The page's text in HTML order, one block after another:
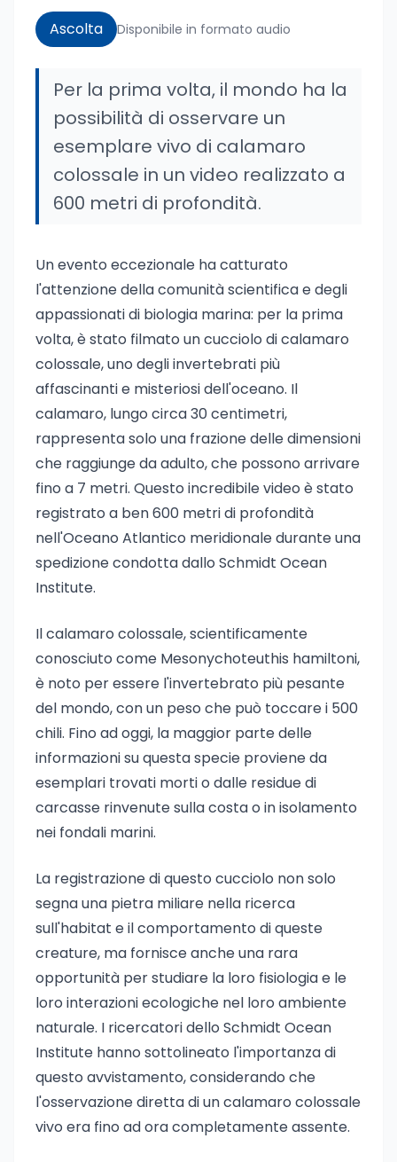
Ascolta Disponibile in formato audio
Per la prima volta, il mondo ha la
possibilità di osservare un
esemplare vivo di calamaro
colossale in un video realizzato a
600 metri di profondità.
Un evento eccezionale ha catturato
l'attenzione della comunità scientifica e degli
appassionati di biologia marina: per la prima
volta, è stato filmato un cucciolo di calamaro
colossale, uno degli invertebrati più
affascinanti e misteriosi dell'oceano. Il
calamaro, lungo circa 30 centimetri,
rappresenta solo una frazione delle dimensioni
che raggiunge da adulto, che possono arrivare
fino a 7 metri. Questo incredibile video è stato
registrato a ben 600 metri di profondità
nell'Oceano Atlantico meridionale durante una
spedizione condotta dallo Schmidt Ocean
Institute.
Il calamaro colossale, scientificamente
conosciuto come Mesonychoteuthis hamiltoni,
è noto per essere l'invertebrato più pesante
del mondo, con un peso che può toccare i 500
chili. Fino ad oggi, la maggior parte delle
informazioni su questa specie proviene da
esemplari trovati morti o dalle residue di
carcasse rinvenute sulla costa o in isolamento
nei fondali marini.
La registrazione di questo cucciolo non solo
segna una pietra miliare nella ricerca
sull'habitat e il comportamento di queste
creature, ma fornisce anche una rara
opportunità per studiare la loro fisiologia e le
loro interazioni ecologiche nel loro ambiente
naturale. I ricercatori dello Schmidt Ocean
Institute hanno sottolineato l'importanza di
questo avvistamento, considerando che
l'osservazione diretta di un calamaro colossale
vivo era fino ad ora completamente assente.